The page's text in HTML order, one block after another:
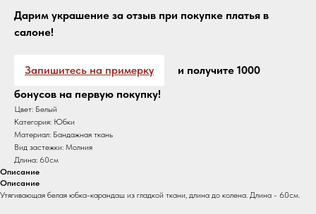
Дарим украшение за отзыв при покупке платья в
салоне!
Запишитесь на примерку
и получите 1000
бонусов на первую покупку!
Цвет: Белый
Категория: Юбки
Материал: Бандажная ткань
Вид застежки: Молния
Длина: 60см
Описание
Описание
Утягивающая белая юбка-карандаш из гладкой ткани, длина до колена. Длина - 60см.